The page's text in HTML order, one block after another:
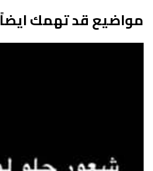
مواضيع قد تهمك ايضاً